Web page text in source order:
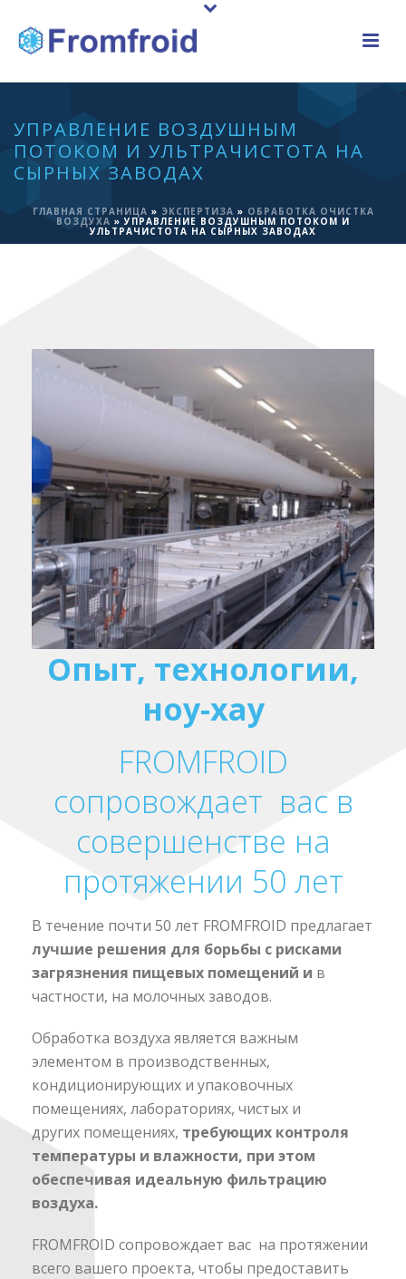
УПРАВЛЕНИЕ ВОЗДУШНЫМ
ПОТОКОМ И УЛЬТРАЧИСТОТА НА
СЫРНЫХ ЗАВОДАХ
ГЛАВНАЯ СТРАНИЦА » ЭКСПЕРТИЗА » ОБРАБОТКА ОЧИСТКА
ВОЗДУХА »УПРАВЛЕНИЕ ВОЗДУШНЫМ ПОТОКОМ И
УЛЬТРАЧИСТОТА НА СЫРНЫХ ЗАВОДАХ
Опыт, технологии,
ноу-хау
FROMFROID
сопровождает вас в
совершенстве на
протяжении 50 лет
В течение почти 50 лет FROMFROID предлагает
лучшие решения для борьбы с рисками
загрязнения пищевых помещений и в
частности, на молочных заводов.
Обработка воздуха является важным
элементом в производственных,
кондиционирующих и упаковочных
помещениях, лабораториях, чистых и
других помещениях, требующих контроля
температуры и влажности, при этом
обеспечивая идеальную фильтрацию
воздуха.
FROMFROID сопровождает вас на протяжении
всего вашего проекта, чтобы предоставить